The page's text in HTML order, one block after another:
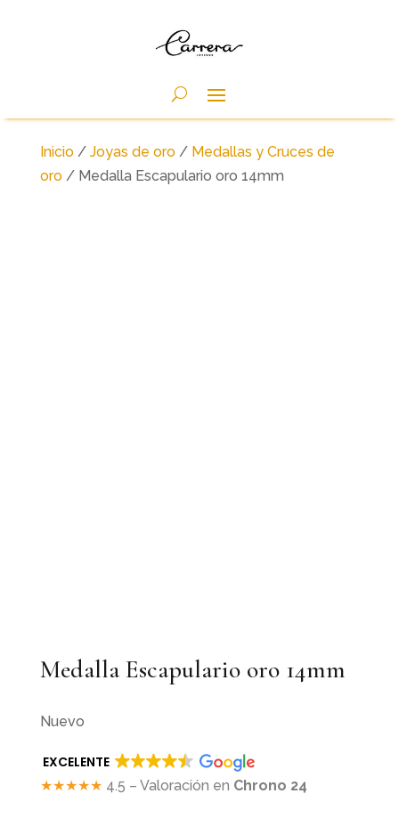
Inicio/ Joyas de oro/ Medallas y Cruces de
oro/ Medalla Escapulario oro 14mm
Medalla Escapulario oro 14mm
Nuevo
EXCELENTE
★★★★★ 4.5 – Valoración en Chrono 24